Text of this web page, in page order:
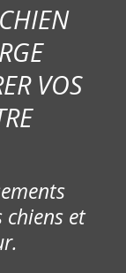
VOS
et